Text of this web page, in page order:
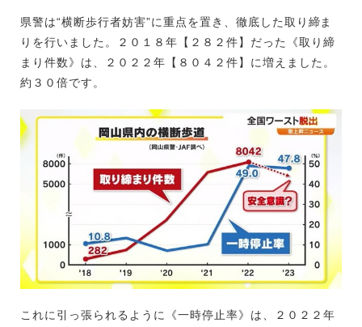
県警は“横断歩行者妨害”に重点を置き、徹底した取り締ま
りを行いました。２０１８年【２８２件】だった《取り締
まり件数》は、２０２２年【８０４２件】に増えました。
約３０倍です。
これに引っ張られるように《一時停止率》は、２０２２年